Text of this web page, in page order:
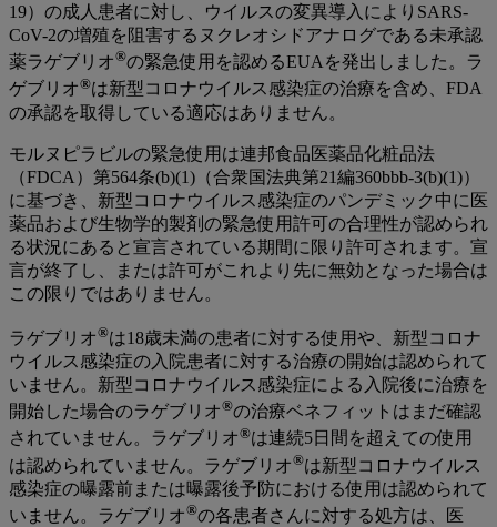
19）の成人患者に対し、ウイルスの変異導入によりSARS-
CoV-2の増殖を阻害するヌクレオシドアナログである未承認
薬ラゲブリオ®の緊急使用を認めるEUAを発出しました。ラ
ゲブリオ®は新型コロナウイルス感染症の治療を含め、FDA
の承認を取得している適応はありません。
モルヌピラビルの緊急使用は連邦食品医薬品化粧品法
（FDCA）第564条(b)(1)（合衆国法典第21編360bbb-3(b)(1)）
に基づき、新型コロナウイルス感染症のパンデミック中に医
薬品および生物学的製剤の緊急使用許可の合理性が認められ
る状況にあると宣言されている期間に限り許可されます。宣
言が終了し、または許可がこれより先に無効となった場合は
この限りではありません。
ラゲブリオ®は18歳未満の患者に対する使用や、新型コロナ
ウイルス感染症の入院患者に対する治療の開始は認められて
いません。新型コロナウイルス感染症による入院後に治療を
開始した場合のラゲブリオ®の治療ベネフィットはまだ確認
されていません。ラゲブリオ®は連続5日間を超えての使用
は認められていません。ラゲブリオ®は新型コロナウイルス
感染症の曝露前または曝露後予防における使用は認められて
いません。ラゲブリオ®の各患者さんに対する処方は、医